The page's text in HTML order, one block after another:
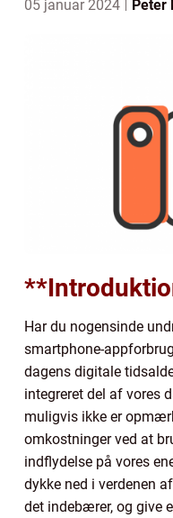
05 januar 2024 Peter
Har du nogensinde
smartphone-
dagens digitale
integreret del af vores
muligvis ikke er
omkostninger ved at
indflydelse på vores
dykke ned i verdenen
det indebærer, og give